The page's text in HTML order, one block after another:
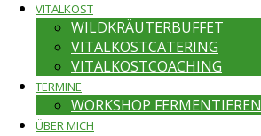
VITALKOST
WILDKRÄUTERBUFFET
VITALKOSTCATERING
VITALKOSTCOACHING
TERMINE
WORKSHOP FERMENTIEREN
ÜBER MICH